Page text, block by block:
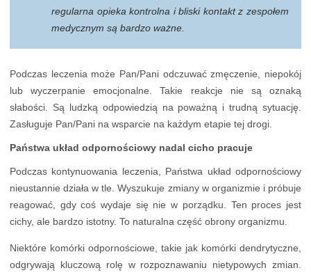
regularna opieka kontrolna i bliski kontakt z zespołem
medycznym są bardzo ważne.
Podczas leczenia może Pan/Pani odczuwać zmęczenie, niepokój
lub wyczerpanie emocjonalne. Takie reakcje nie są oznaką
słabości. Są ludzką odpowiedzią na poważną i trudną sytuację.
Zasługuje Pan/Pani na wsparcie na każdym etapie tej drogi.
Państwa układ odpornościowy nadal cicho pracuje
Podczas kontynuowania leczenia, Państwa układ odpornościowy
nieustannie działa w tle. Wyszukuje zmiany w organizmie i próbuje
reagować, gdy coś wydaje się nie w porządku. Ten proces jest
cichy, ale bardzo istotny. To naturalna część obrony organizmu.
Niektóre komórki odpornościowe, takie jak komórki dendrytyczne,
odgrywają kluczową rolę w rozpoznawaniu nietypowych zmian.